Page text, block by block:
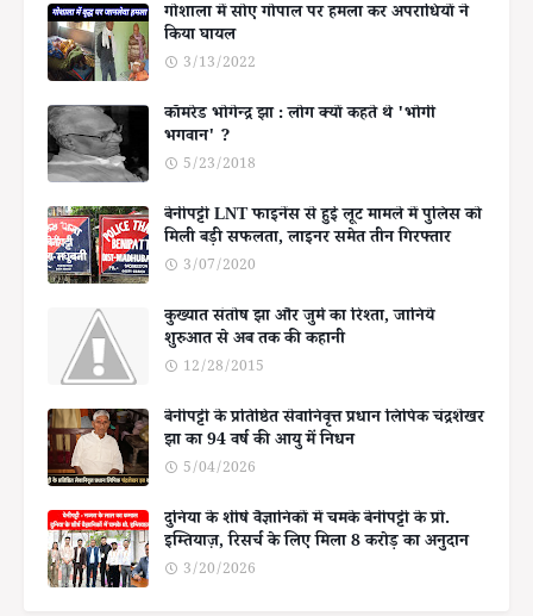
गोशाला में सोए गोपाल पर हमला कर अपराधियों ने
किया घायल
3/13/2022
कॉमरेड भोगेन्द्र झा : लोग क्यों कहते थे 'भोगी
भगवान' ?
5/23/2018
बेनीपट्टी LNT फाइनेंस से हुई लूट मामले में पुलिस को
मिली बड़ी सफलता, लाइनर समेत तीन गिरफ्तार
3/07/2020
कुख्यात संतोष झा और जुर्म का रिश्ता, जानिये
शुरुआत से अब तक की कहानी
12/28/2015
बेनीपट्टी के प्रतिष्ठित सेवानिवृत्त प्रधान लिपिक चंद्रशेखर
झा का 94 वर्ष की आयु में निधन
5/04/2026
दुनिया के शीर्ष वैज्ञानिकों में चमके बेनीपट्टी के प्रो.
इम्तियाज़, रिसर्च के लिए मिला 8 करोड़ का अनुदान
3/20/2026